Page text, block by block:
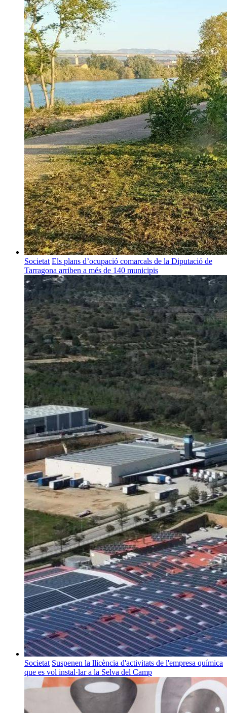
Societat Els plans d’ocupació comarcals de la Diputació de
Tarragona arriben a més de 140 municipis
Societat Suspenen la llicència d'activitats de l'empresa química
que es vol instal·lar a la Selva del Camp